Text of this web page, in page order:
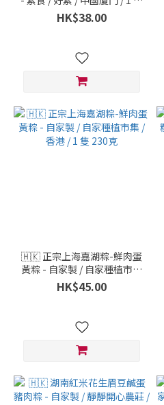
150克 (4両)
HK$38.00
🇭🇰 正宗上海嘉湖粽-鮮肉蛋
黃粽 - 自家製 / 自家種植市集
/ 香港 / 1 隻 230克
HK$45.00